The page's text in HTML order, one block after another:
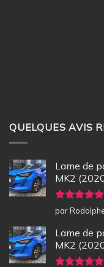
QUELQUES AVIS
Lame de
MK2
Note5sur
5
par
Lame de
MK2